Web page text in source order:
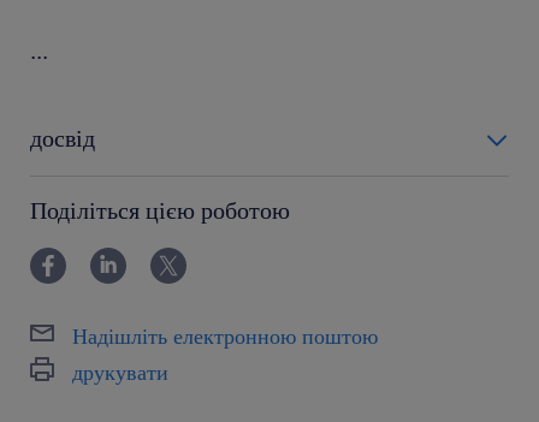
...
досвід
Поділіться цією роботою
Надішліть електронною поштою
друкувати